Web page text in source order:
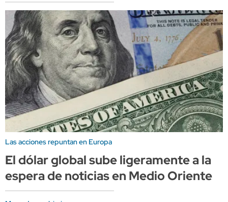
Las acciones repuntan en Europa
El dólar global sube ligeramente a la
espera de noticias en Medio Oriente